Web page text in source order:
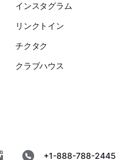
インスタグラム
リンクトイン
チクタク
クラブハウス
+1-888-788-2445